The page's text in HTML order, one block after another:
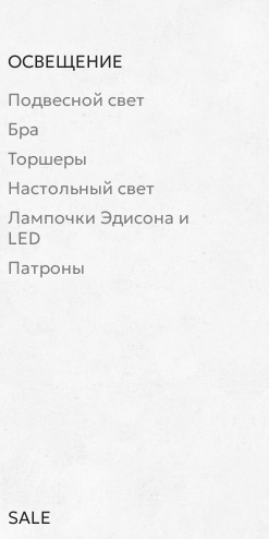
ОСВЕЩЕНИЕ
Подвесной свет
Бра
Торшеры
Настольный свет
Лампочки Эдисона и
LED
Патроны
SALE